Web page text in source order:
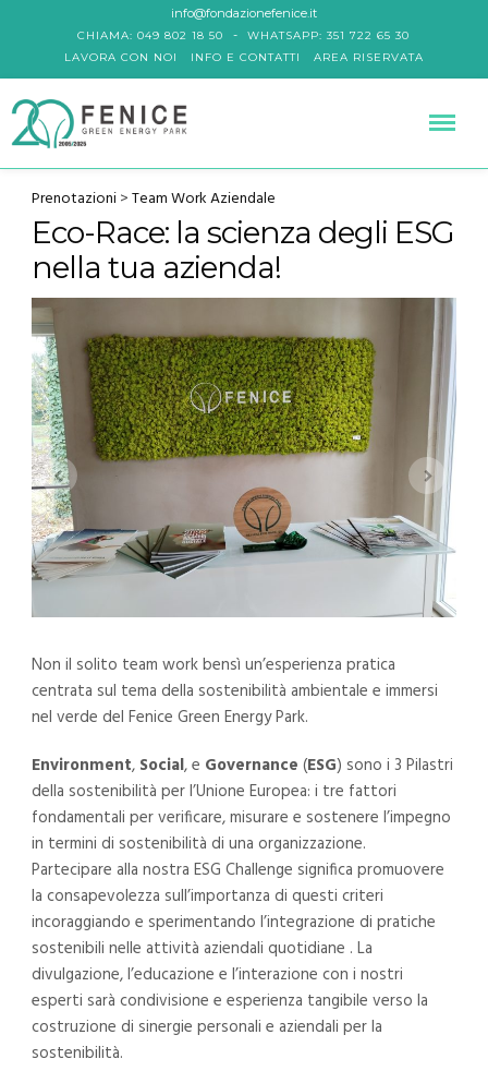
info@fondazionefenice.it
CHIAMA: 049 802 18 50 -
WHATSAPP: 351 722 65 30
LAVORA CON NOI
INFO E CONTATTI AREA RISERVATA
Prenotazioni>Team Work Aziendale
Eco-Race: la scienza degli ESG
nella tua azienda!
Non il solito team work bensì un’esperienza pratica
centrata sul tema della sostenibilità ambientale e immersi
nel verde del Fenice Green Energy Park.
Environment, Social, e Governance (ESG) sono i 3 Pilastri
della sostenibilità per l’Unione Europea: i tre fattori
fondamentali per verificare, misurare e sostenere l’impegno
in termini di sostenibilità di una organizzazione.
Partecipare alla nostra ESG Challenge significa promuovere
la consapevolezza sull’importanza di questi criteri
incoraggiando e sperimentando l’integrazione di pratiche
sostenibili nelle attività aziendali quotidiane . La
divulgazione, l’educazione e l’interazione con i nostri
esperti sarà condivisione e esperienza tangibile verso la
costruzione di sinergie personali e aziendali per la
sostenibilità.